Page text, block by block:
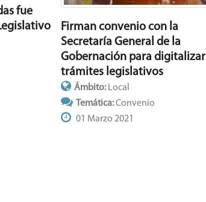
fue
Firman convenio con la
Secretaría General de la
Gobernación para digitalizar
trámites legislativos
Ámbito:Local
Temática:Convenio
01 Marzo 2021